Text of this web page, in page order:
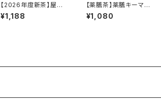
【2026年度新茶】屋久
島さえみどり 60g｜鹿
児島県屋久島産 深蒸し
¥1,188
【薬膳茶】薬膳キーマン
紅茶 50g｜生姜・シナ
モン・陳皮配合｜身体を
¥1,080